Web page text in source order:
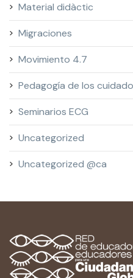
Material didàctic
Migraciones
Movimiento 4.7
Pedagogía de los
Seminarios ECG
Uncategorized
Uncategorized @ca